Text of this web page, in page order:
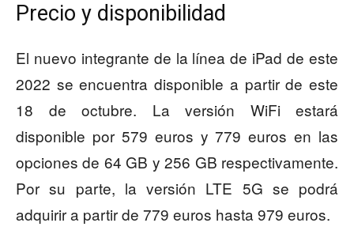
Precio y disponibilidad
El nuevo integrante de la línea de iPad de este
2022 se encuentra disponible a partir de este
18 de octubre. La versión WiFi estará
disponible por 579 euros y 779 euros en las
opciones de 64 GB y 256 GB respectivamente.
Por su parte, la versión LTE 5G se podrá
adquirir a partir de 779 euros hasta 979 euros.